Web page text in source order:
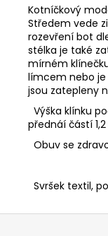
Kotníčkový
Středem vede
rozevření bot
stélka je také
mírném
límcem nebo
jsou zatepleny
Výška klínku
přednáí částí
Obuv se
Svršek textil,
Z